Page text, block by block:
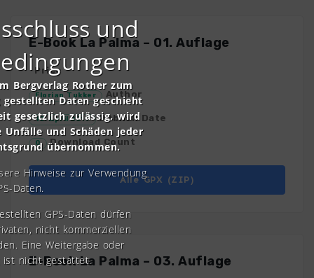
E-Book La Palma – 01. Auflage
Price
Florian Tukker Author
10. April 2019 Publish Date
0 Download Count
Alle GPX (ZIP)
E-Book La Palma – 03. Auflage
und
Bergverlag Rother zum
Daten geschieht
gesetzlich zulässig, wird
und Schäden jeder
übernommen.
Hinweise zur Verwendung
Daten.
GPS-Daten dürfen
nicht kommerziellen
Eine Weitergabe oder
ist nicht gestattet.